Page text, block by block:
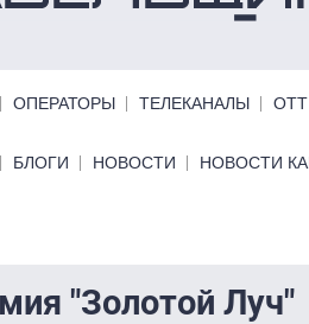
ОПЕРАТОРЫ ТЕЛЕКАНАЛЫ ОТТ
bottom
БЛОГИ НОВОСТИ НОВОСТИ
"Золотой Луч"